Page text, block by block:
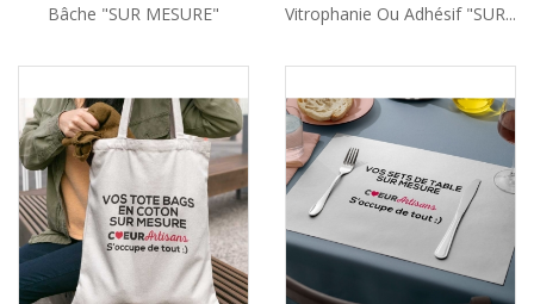
Bâche "SUR MESURE" Vitrophanie Ou Adhésif "SUR...